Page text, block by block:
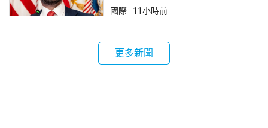
國際 11小時前
更多新聞